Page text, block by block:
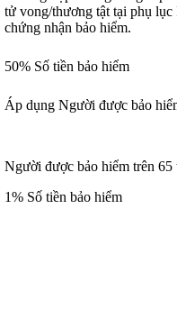
tử vong/thương tật tại phụ
chứng nhận bảo hiểm.
50% Số tiền bảo hiểm
Áp dụng Người được bảo
Người được bảo hiểm trên
1% Số tiền bảo hiểm